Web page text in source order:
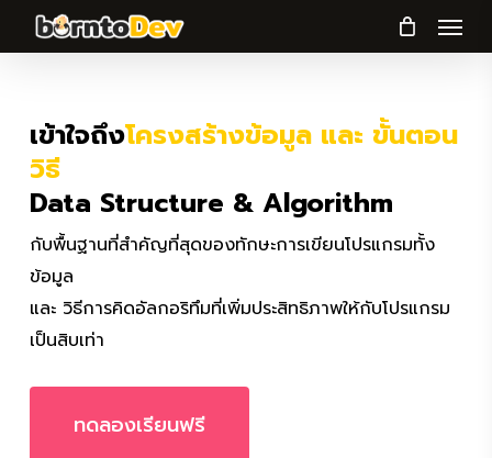
to
Menu
เข้าใจถึงโครงสร้างข้อมูล และ ขั้นตอน
วิธี
Data Structure & Algorithm
กับพื้นฐานที่สำคัญที่สุดของทักษะการเขียนโปรแกรมทั้ง
ข้อมูล
และ วิธีการคิดอัลกอริทึมที่เพิ่มประสิทธิภาพให้กับโปรแกรม
เป็นสิบเท่า
ทดลองเรียนฟรี